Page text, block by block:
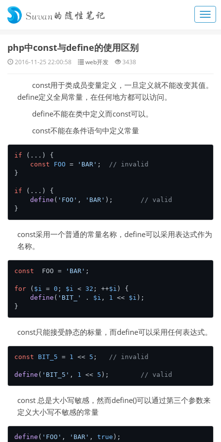
php中const与define的使用区别
2016-11-25 22:00:58 web开发 3438
const用于类成员变量定义，一旦定义就不能改变其值。
define定义全局常量，在任何地方都可以访问。
define不能在类中定义而const可以。
const不能在条件语句中定义常量
if (...) {
const
FOO = 'BAR'
// invalid
}
if (...) {
define ( 'FOO' , 'BAR'
// valid
const采用一个普通的常量名称，define可以采用表达式作为
名称。
const
  FOO =
'BAR' ;
for ( $i = 0 ; $i < 32 ; ++$i ) {
define ( 'BIT_' . $i , 1 << $i );
const只能接受静态的标量，而define可以采用任何表达式。
const BIT_5 = 1 << 5 // invalid
define ( 'BIT_5' , 1 << 5 // valid
const 总是大小写敏感，然而define()可以通过第三个参数来
定义大小写不敏感的常量
define ( 'FOO' , 'BAR' , true